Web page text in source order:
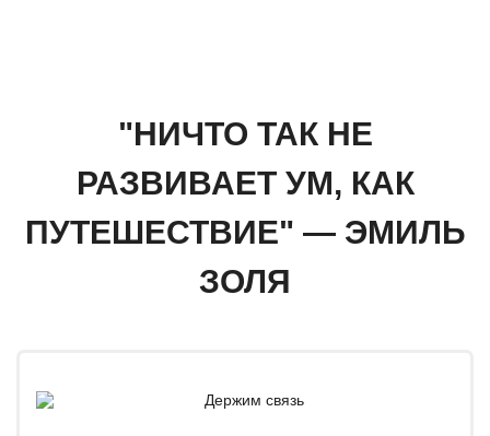
"НИЧТО ТАК НЕ
РАЗВИВАЕТ УМ, КАК
ПУТЕШЕСТВИЕ" — ЭМИЛЬ
ЗОЛЯ